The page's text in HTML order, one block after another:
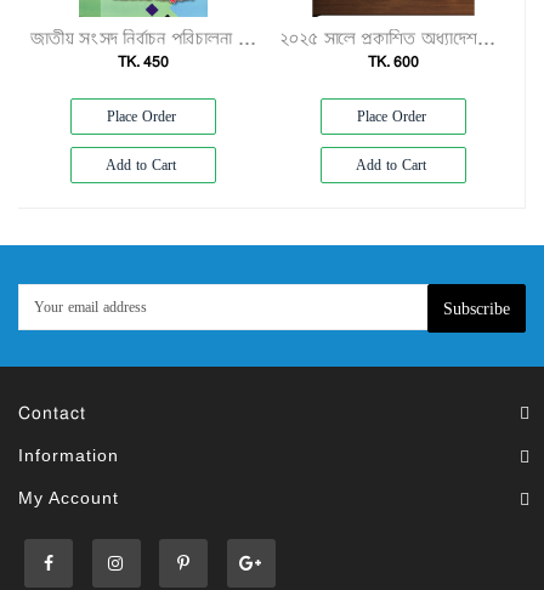
জাতীয় সংসদ নির্বাচন পরিচালনা ম্যানুয়েল"
TK. 450
Place Order
Add to Cart
২০২৫ সালে প্রকাশিত অধ্যাদেশসমূহ (অধ্যাদেশ ১–৮০)"
TK. 600
Place Order
Add to Cart
Subscribe
Contact
Information
My Account